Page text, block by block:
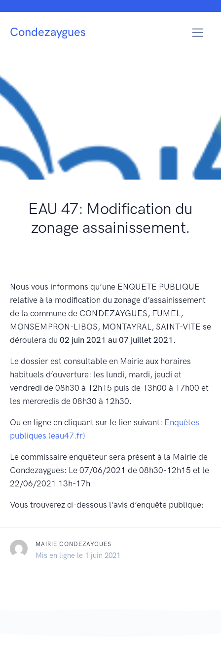
Condezaygues
EAU 47: Modification du
zonage assainissement.
Nous vous informons qu’une ENQUETE PUBLIQUE
relative à la modification du zonage d’assainissement
de la commune de CONDEZAYGUES, FUMEL,
MONSEMPRON-LIBOS, MONTAYRAL, SAINT-VITE se
déroulera du 02 juin 2021 au 07 juillet 2021.
Le dossier est consultable en Mairie aux horaires
habituels d’ouverture: les lundi, mardi, jeudi et
vendredi de 08h30 à 12h15 puis de 13h00 à 17h00 et
les mercredis de 08h30 à 12h30.
Ou en ligne en cliquant sur le lien suivant: Enquêtes
publiques (eau47.fr)
Le commissaire enquêteur sera présent à la Mairie de
Condezaygues: Le 07/06/2021 de 08h30-12h15 et le
22/06/2021 13h-17h
Vous trouverez ci-dessous l’avis d’enquête publique:
MAIRIE CONDEZAYGUES
Mis en ligne le 1 juin 2021